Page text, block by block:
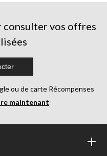
consulter vos offres
ou de carte Récompenses
maintenant